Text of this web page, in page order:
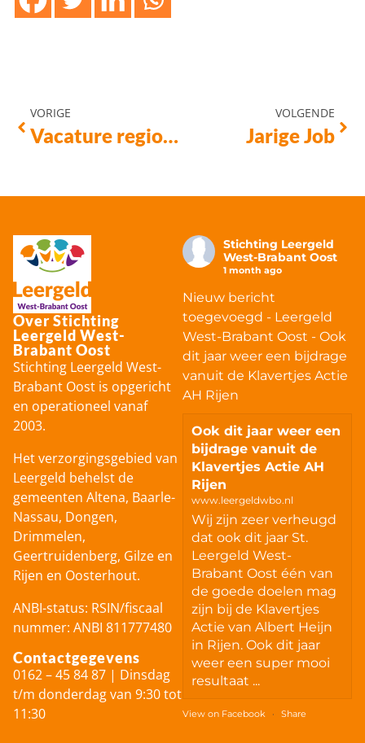
VORIGE
Vacature regiocoördinator Oosterhout
VOLGENDE
Jarige Job
Over Stichting
Leergeld West-
Brabant Oost
Stichting Leergeld West-
Brabant Oost is opgericht
en operationeel vanaf
2003.
Het verzorgingsgebied van
Leergeld behelst de
gemeenten Altena, Baarle-
Nassau, Dongen,
Drimmelen,
Geertruidenberg, Gilze en
Rijen en Oosterhout.
ANBI-status: RSIN/fiscaal
nummer: ANBI 811777480
Contactgegevens
0162 – 45 84 87 | Dinsdag
t/m donderdag van 9:30 tot
11:30
Stichting Leergeld
West-Brabant Oost
1 month ago
Nieuw bericht
toegevoegd - Leergeld
West-Brabant Oost - Ook
dit jaar weer een bijdrage
vanuit de Klavertjes Actie
AH Rijen
Ook dit jaar weer een
bijdrage vanuit de
Klavertjes Actie AH
Rijen
www.leergeldwbo.nl
Wij zijn zeer verheugd
dat ook dit jaar St.
Leergeld West-
Brabant Oost één van
de goede doelen mag
zijn bij de Klavertjes
Actie van Albert Heijn
in Rijen. Ook dit jaar
weer een super mooi
resultaat ...
View on Facebook · Share